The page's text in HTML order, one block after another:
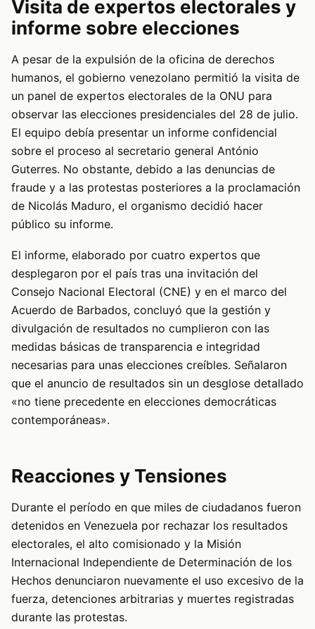
Visita de expertos electorales y
informe sobre elecciones
A pesar de la expulsión de la oficina de derechos
humanos, el gobierno venezolano permitió la visita de
un panel de expertos electorales de la ONU para
observar las elecciones presidenciales del 28 de julio.
El equipo debía presentar un informe confidencial
sobre el proceso al secretario general António
Guterres. No obstante, debido a las denuncias de
fraude y a las protestas posteriores a la proclamación
de Nicolás Maduro, el organismo decidió hacer
público su informe.
El informe, elaborado por cuatro expertos que
desplegaron por el país tras una invitación del
Consejo Nacional Electoral (CNE) y en el marco del
Acuerdo de Barbados, concluyó que la gestión y
divulgación de resultados no cumplieron con las
medidas básicas de transparencia e integridad
necesarias para unas elecciones creíbles. Señalaron
que el anuncio de resultados sin un desglose detallado
«no tiene precedente en elecciones democráticas
contemporáneas».
Reacciones y Tensiones
Durante el período en que miles de ciudadanos fueron
detenidos en Venezuela por rechazar los resultados
electorales, el alto comisionado y la Misión
Internacional Independiente de Determinación de los
Hechos denunciaron nuevamente el uso excesivo de la
fuerza, detenciones arbitrarias y muertes registradas
durante las protestas.